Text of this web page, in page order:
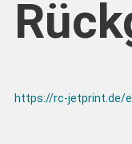
https://rc-jetprint.de/